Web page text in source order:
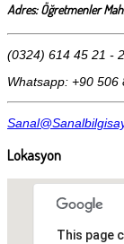
Adres: Öğretmenler
(0324) 614 45 21 -
Whatsapp: +90 506
Lokasyon
This page